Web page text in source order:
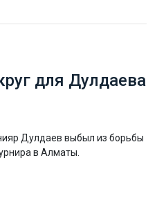
для Дулдаева
Дулдаев выбыл из борьбы
в Алматы.